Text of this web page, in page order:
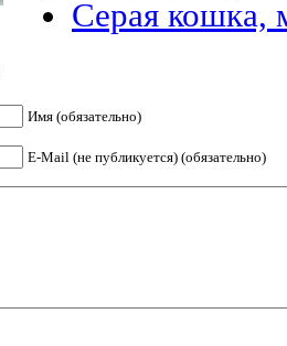
Серая кошка,
Имя (обязательно)
E-Mail (не публикуется) (обязательно)